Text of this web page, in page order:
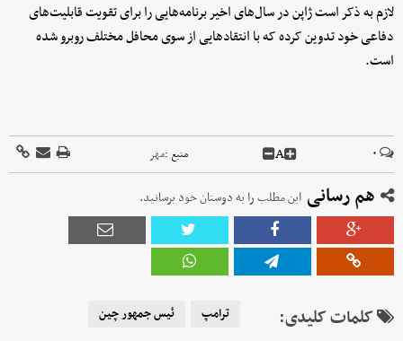
لازم به ذکر است ژاپن در سال‌های اخیر برنامه‌هایی را برای تقویت قابلیت‌های
دفاعی خود تدوین کرده که با انتقادهایی از سوی محافل مختلف روبرو شده
است.
۰ A منبع :مهر
هم رسانی این مطلب را به دوستان خود برسانید.
کلمات کلیدی: ترامپ ئیس جمهور چین